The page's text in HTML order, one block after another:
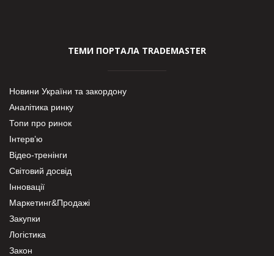
ТЕМИ ПОРТАЛА TRADEMASTER
Новини України та закордону
Аналітика ринку
Топи про ринок
Інтерв’ю
Відео-тренінги
Світовий досвід
Інновації
Маркетинг&Продажі
Закупки
Логістика
Закон